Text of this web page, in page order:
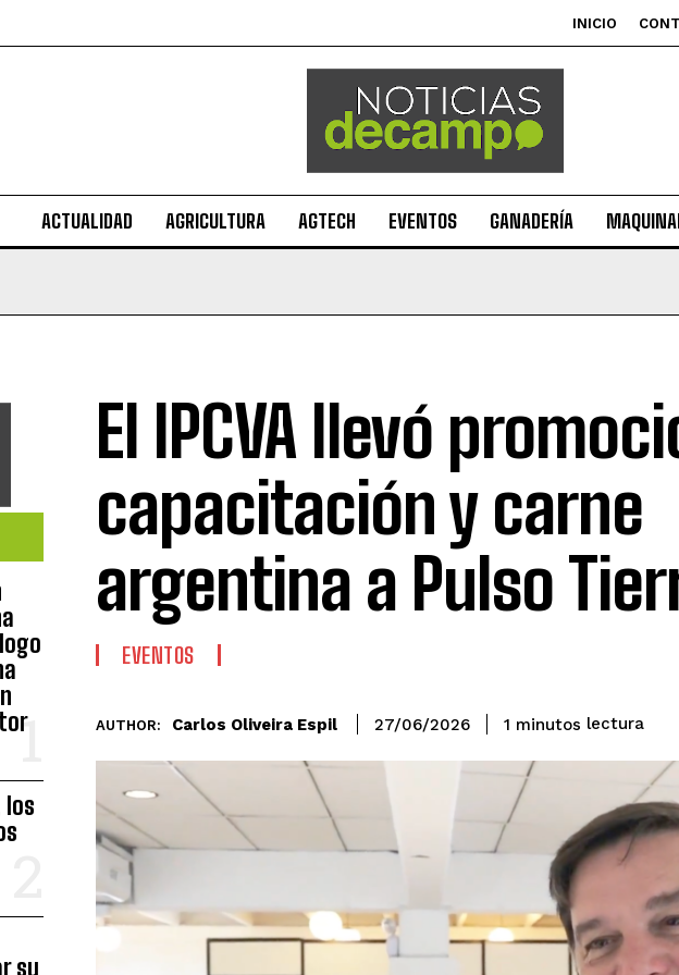
INICIO
ACTUALIDAD AGRICULTURA AGTECH EVENTOS GANADERÍA
los
su
El IPCVA llevó
capacitación y carne
argentina a Pulso
EVENTOS
AUTHOR: Carlos Oliveira Espil 27/06/2026 1 minutos lectura